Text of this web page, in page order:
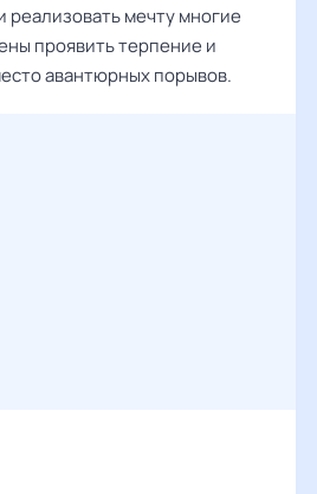
реализовать мечту многие
проявить терпение и
авантюрных порывов.